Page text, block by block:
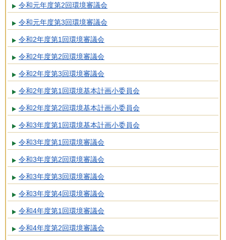
令和元年度第2回環境審議会
令和元年度第3回環境審議会
令和2年度第1回環境審議会
令和2年度第2回環境審議会
令和2年度第3回環境審議会
令和2年度第1回環境基本計画小委員会
令和2年度第2回環境基本計画小委員会
令和3年度第1回環境基本計画小委員会
令和3年度第1回環境審議会
令和3年度第2回環境審議会
令和3年度第3回環境審議会
令和3年度第4回環境審議会
令和4年度第1回環境審議会
令和4年度第2回環境審議会